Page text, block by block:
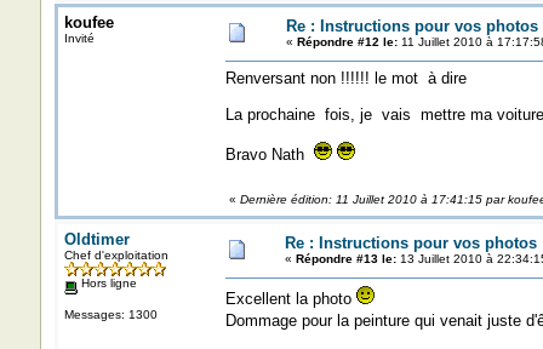
koufee
Invité
Re : Instructions pour vos photos
« Répondre #12 le:11 Juillet 2010 à
Renversant non !!!!!! le mot à dire
La prochaine fois, je vais mettre ma
Bravo Nath
« Dernière édition: 11 Juillet 2010 à 17:41:15 par
Oldtimer
Chef d'exploitation
Hors ligne
Messages: 1300
Re : Instructions pour vos photos
« Répondre #13 le:13 Juillet 2010 à
Excellent la photo
Dommage pour la peinture qui venait juste